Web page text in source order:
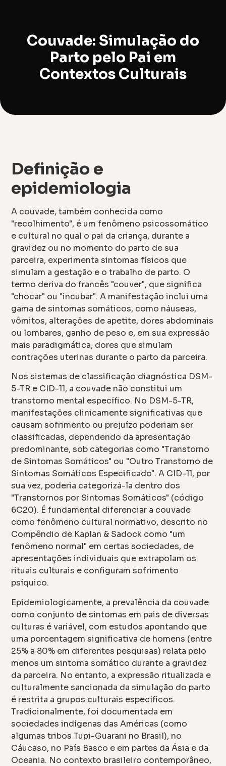
Couvade: Simulação do
Parto pelo Pai em
Contextos Culturais
Definição e
epidemiologia
A couvade, também conhecida como
"recolhimento", é um fenômeno psicossomático
e cultural no qual o pai da criança, durante a
gravidez ou no momento do parto de sua
parceira, experimenta sintomas físicos que
simulam a gestação e o trabalho de parto. O
termo deriva do francês "couver", que significa
"chocar" ou "incubar". A manifestação inclui uma
gama de sintomas somáticos, como náuseas,
vômitos, alterações de apetite, dores abdominais
ou lombares, ganho de peso e, em sua expressão
mais paradigmática, dores que simulam
contrações uterinas durante o parto da parceira.
Nos sistemas de classificação diagnóstica DSM-
5-TR e CID-11, a couvade não constitui um
transtorno mental específico. No DSM-5-TR,
manifestações clinicamente significativas que
causam sofrimento ou prejuízo poderiam ser
classificadas, dependendo da apresentação
predominante, sob categorias como "Transtorno
de Sintomas Somáticos" ou "Outro Transtorno de
Sintomas Somáticos Especificado". A CID-11, por
sua vez, poderia categorizá-la dentro dos
"Transtornos por Sintomas Somáticos" (código
6C20). É fundamental diferenciar a couvade
como fenômeno cultural normativo, descrito no
Compêndio de Kaplan & Sadock como "um
fenômeno normal" em certas sociedades, de
apresentações individuais que extrapolam os
rituais culturais e configuram sofrimento
psíquico.
Epidemiologicamente, a prevalência da couvade
como conjunto de sintomas em pais de diversas
culturas é variável, com estudos apontando que
uma porcentagem significativa de homens (entre
25% a 80% em diferentes pesquisas) relata pelo
menos um sintoma somático durante a gravidez
da parceira. No entanto, a expressão ritualizada e
culturalmente sancionada da simulação do parto
é restrita a grupos culturais específicos.
Tradicionalmente, foi documentada em
sociedades indígenas das Américas (como
algumas tribos Tupi-Guarani no Brasil), no
Cáucaso, no País Basco e em partes da Ásia e da
Oceania. No contexto brasileiro contemporâneo,